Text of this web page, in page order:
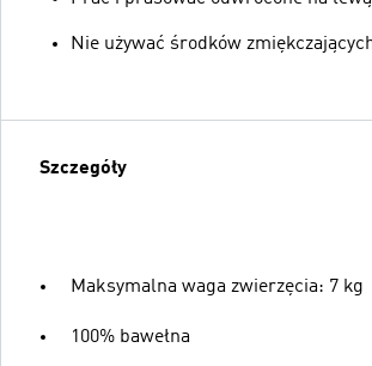
Nie używać środków
Szczegóły
Maksymalna waga zwierzęcia: 7 kg
100% bawełna